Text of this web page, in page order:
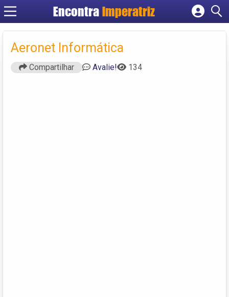
Encontra Imperatriz
Cadastrar empresa
Criar conta
Aeronet Informática
Compartilhar Avalie! 134